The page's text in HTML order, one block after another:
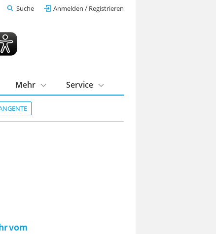
Suche Anmelden / Registrieren
Mehr Service
vom